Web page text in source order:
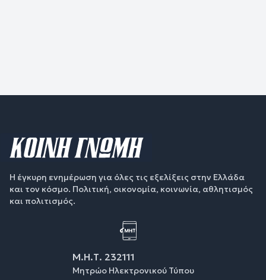
Η έγκυρη ενημέρωση για όλες τις εξελίξεις στην Ελλάδα
και τον κόσμο. Πολιτική, οικονομία, κοινωνία, αθλητισμός
και πολιτισμός.
Μ.Η.Τ. 232111
Μητρώο Ηλεκτρονικού Τύπου